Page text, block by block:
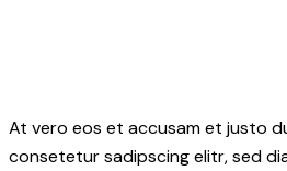
At vero eos et accusam et justo
consetetur sadipscing elitr, sed